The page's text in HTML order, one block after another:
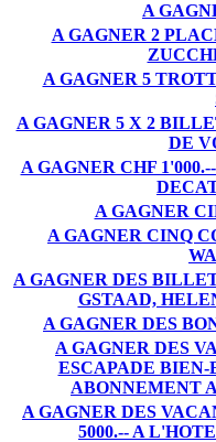
A
A GAGNER 2
A GAGNER 5
A GAGNER 5 X 2
DE
A GAGNER CHF
A GAGNER
A GAGNER CINQ
A GAGNER DES
GSTAAD,
A GAGNER DES
A GAGNER DES
ESCAPADE
ABONNEMENT
A GAGNER DES
5000.-- A